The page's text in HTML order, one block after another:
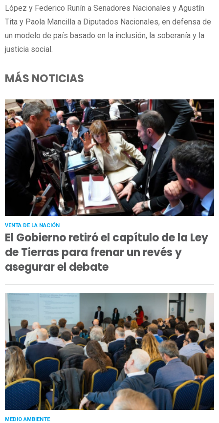
López y Federico Runín a Senadores Nacionales y Agustín
Tita y Paola Mancilla a Diputados Nacionales, en defensa de
un modelo de país basado en la inclusión, la soberanía y la
justicia social.
MÁS NOTICIAS
VENTA DE LA NACIÓN
El Gobierno retiró el capítulo de la Ley
de Tierras para frenar un revés y
asegurar el debate
MEDIO AMBIENTE